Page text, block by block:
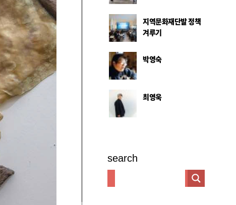
지역문화재단발 정책
겨루기
박영숙
최영욱
search